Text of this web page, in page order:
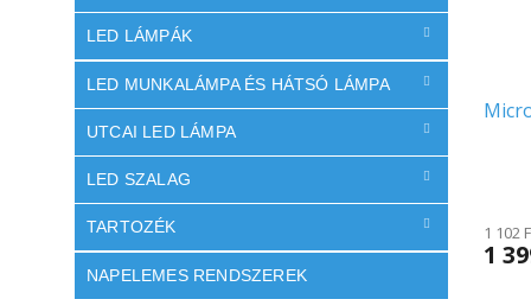
LED LÁMPÁK
LED MUNKALÁMPA ÉS HÁTSÓ LÁMPA
UTCAI LED LÁMPA
LED SZALAG
TARTOZÉK
NAPELEMES RENDSZEREK
1 102
1